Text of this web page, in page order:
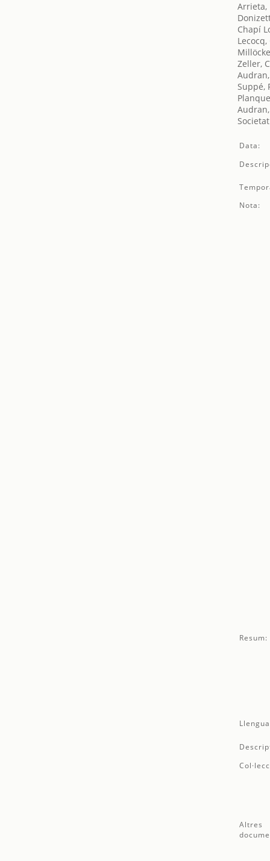
Arrieta,
Chapí
Zeller,
Suppé,
Data:
Nota:
Resum:
Altres